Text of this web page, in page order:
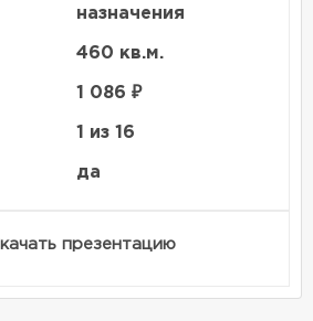
назначения
460 кв.м.
1 086 ₽
1 из 16
да
презентацию